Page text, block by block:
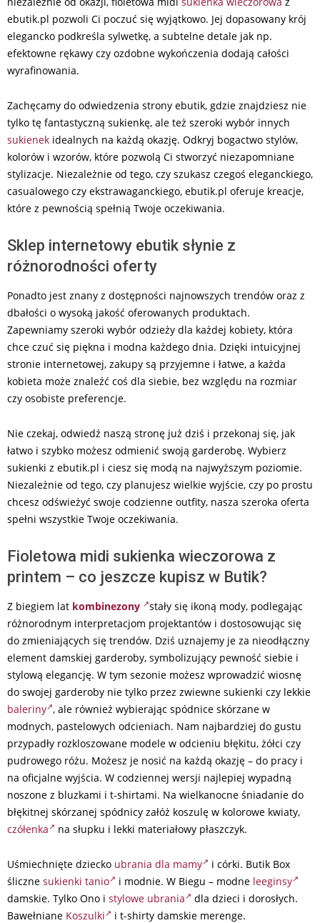
ebutik.pl pozwoli Ci poczuć się wyjątkowo. Jej dopasowany krój
elegancko podkreśla sylwetkę, a subtelne detale jak np.
efektowne rękawy czy ozdobne wykończenia dodają całości
wyrafinowania.
Zachęcamy do odwiedzenia strony ebutik, gdzie znajdziesz nie
tylko tę fantastyczną sukienkę, ale też szeroki wybór innych
sukienek idealnych na każdą okazję. Odkryj bogactwo stylów,
kolorów i wzorów, które pozwolą Ci stworzyć niezapomniane
stylizacje. Niezależnie od tego, czy szukasz czegoś eleganckiego,
casualowego czy ekstrawaganckiego, ebutik.pl oferuje kreacje,
które z pewnością spełnią Twoje oczekiwania.
Sklep internetowy ebutik słynie z
różnorodności oferty
Ponadto jest znany z dostępności najnowszych trendów oraz z
dbałości o wysoką jakość oferowanych produktach.
Zapewniamy szeroki wybór odzieży dla każdej kobiety, która
chce czuć się piękna i modna każdego dnia. Dzięki intuicyjnej
stronie internetowej, zakupy są przyjemne i łatwe, a każda
kobieta może znaleźć coś dla siebie, bez względu na rozmiar
czy osobiste preferencje.
Nie czekaj, odwiedź naszą stronę już dziś i przekonaj się, jak
łatwo i szybko możesz odmienić swoją garderobę. Wybierz
sukienki z ebutik.pl i ciesz się modą na najwyższym poziomie.
Niezależnie od tego, czy planujesz wielkie wyjście, czy po prostu
chcesz odświeżyć swoje codzienne outfity, nasza szeroka oferta
spełni wszystkie Twoje oczekiwania.
Fioletowa midi sukienka wieczorowa z
printem – co jeszcze kupisz w Butik?
Z biegiem lat kombinezony
stały się ikoną mody, podlegając
różnorodnym interpretacjom projektantów i dostosowując się
do zmieniających się trendów. Dziś uznajemy je za nieodłączny
element damskiej garderoby, symbolizujący pewność siebie i
stylową elegancję. W tym sezonie możesz wprowadzić wiosnę
do swojej garderoby nie tylko przez zwiewne sukienki czy lekkie
baleriny , ale również wybierając spódnice skórzane w
modnych, pastelowych odcieniach. Nam najbardziej do gustu
przypadły rozkloszowane modele w odcieniu błękitu, żółci czy
pudrowego różu. Możesz je nosić na każdą okazję – do pracy i
na oficjalne wyjścia. W codziennej wersji najlepiej wypadną
noszone z bluzkami i t-shirtami. Na wielkanocne śniadanie do
błękitnej skórzanej spódnicy załóż koszulę w kolorowe kwiaty,
czółenka
na słupku i lekki materiałowy płaszczyk.
Uśmiechnięte dziecko ubrania dla mamy
i córki. Butik Box
śliczne sukienki tanio i modnie. W Biegu – modne leeginsy
damskie. Tylko Ono i stylowe ubrania
dla dzieci i dorosłych.
Bawełniane Koszulki i t-shirty damskie merenge.